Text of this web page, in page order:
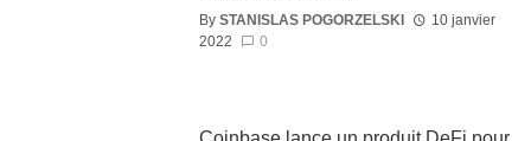
By STANISLAS POGORZELSKI
10 janvier
2022
0